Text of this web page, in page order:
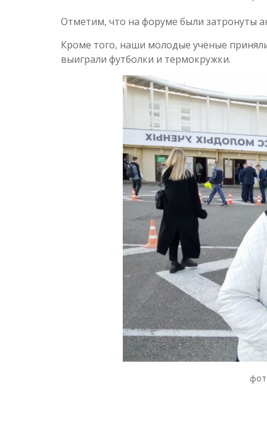
Отметим, что на форуме были затронуты
Кроме того, наши молодые учёные
выиграли футболки и термокружки.